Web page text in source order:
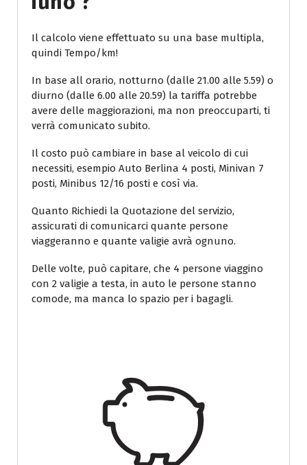
Il calcolo viene effettuato su una base multipla,
quindi Tempo/km!
In base all orario, notturno (dalle 21.00 alle 5.59) o
diurno (dalle 6.00 alle 20.59) la tariffa potrebbe
avere delle maggiorazioni, ma non preoccuparti, ti
verrà comunicato subito.
Il costo può cambiare in base al veicolo di cui
necessiti, esempio Auto Berlina 4 posti, Minivan 7
posti, Minibus 12/16 posti e così via.
Quanto Richiedi la Quotazione del servizio,
assicurati di comunicarci quante persone
viaggeranno e quante valigie avrà ognuno.
Delle volte, può capitare, che 4 persone viaggino
con 2 valigie a testa, in auto le persone stanno
comode, ma manca lo spazio per i bagagli.